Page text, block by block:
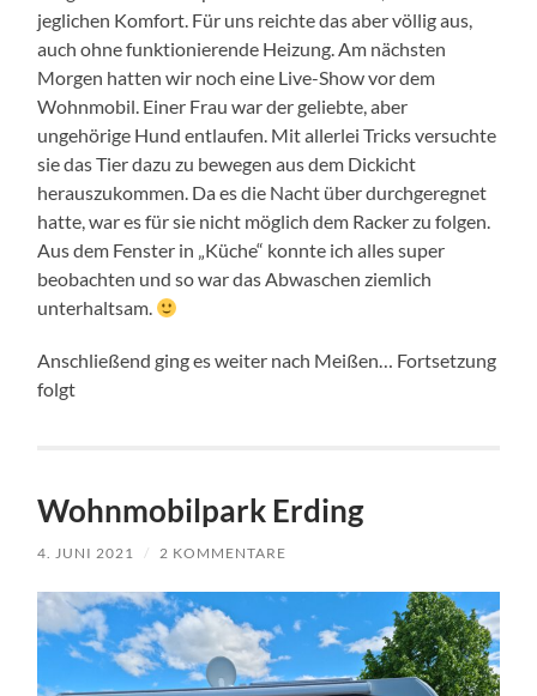
jeglichen Komfort. Für uns reichte das aber völlig aus,
auch ohne funktionierende Heizung. Am nächsten
Morgen hatten wir noch eine Live-Show vor dem
Wohnmobil. Einer Frau war der geliebte, aber
ungehörige Hund entlaufen. Mit allerlei Tricks versuchte
sie das Tier dazu zu bewegen aus dem Dickicht
herauszukommen. Da es die Nacht über durchgeregnet
hatte, war es für sie nicht möglich dem Racker zu folgen.
Aus dem Fenster in „Küche“ konnte ich alles super
beobachten und so war das Abwaschen ziemlich
unterhaltsam.
Anschließend ging es weiter nach Meißen… Fortsetzung
folgt
Wohnmobilpark Erding
4. JUNI 2021 / 2 KOMMENTARE